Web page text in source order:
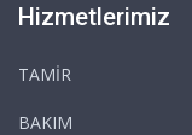
Hizmetlerimiz
TAMİR
BAKIM